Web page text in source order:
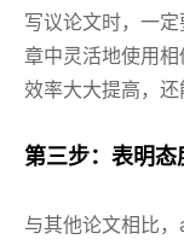
写议论文时，一
章中灵活地使用
效率大大提高，还
第三步：表明态
与其他论文相比